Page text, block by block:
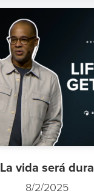
La vida será dura
8/2/2025